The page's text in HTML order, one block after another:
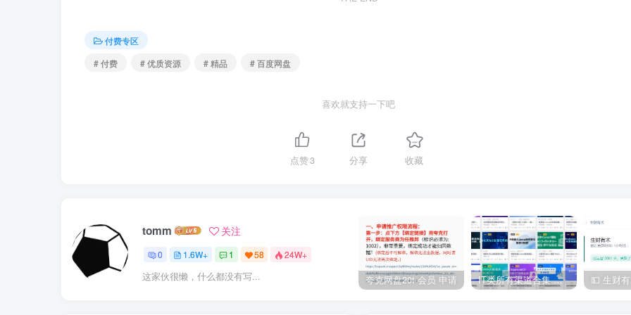
付费专区
# 付费
# 优质资源 # 精品 # 百度网盘
喜欢就支持一下吧
点赞3 分享 收藏
tomm 关注
0 1.6W+ 1 58 24W+
这家伙很懒，什么都没有写... 夸克网盘20t 会员 申请 IT类所有渠道合集 持续日更，目前近四千多条资源 年费用户微信私信获取权限